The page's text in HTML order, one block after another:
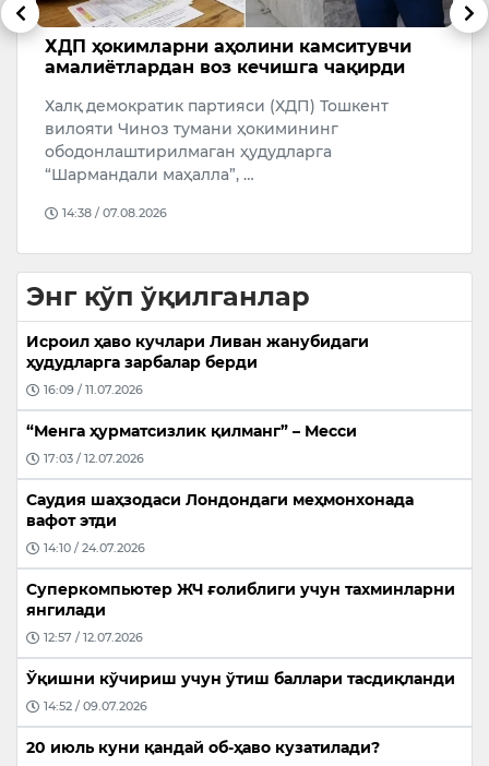
ХДП ҳокимларни аҳолини камситувчи
амалиётлардан воз кечишга чақирди
Халқ демократик партияси (ХДП) Тошкент
вилояти Чиноз тумани ҳокимининг
ободонлаштирилмаган ҳудудларга
“Шармандали маҳалла”, …
14:38 / 07.08.2026
Энг кўп ўқилганлар
Исроил ҳаво кучлари Ливан жанубидаги
ҳудудларга зарбалар берди
16:09 / 11.07.2026
“Менга ҳурматсизлик қилманг” – Месси
17:03 / 12.07.2026
Саудия шаҳзодаси Лондондаги меҳмонхонада
вафот этди
14:10 / 24.07.2026
Суперкомпьютер ЖЧ ғолиблиги учун тахминларни
янгилади
12:57 / 12.07.2026
Ўқишни кўчириш учун ўтиш баллари тасдиқланди
14:52 / 09.07.2026
20 июль куни қандай об-ҳаво кузатилади?